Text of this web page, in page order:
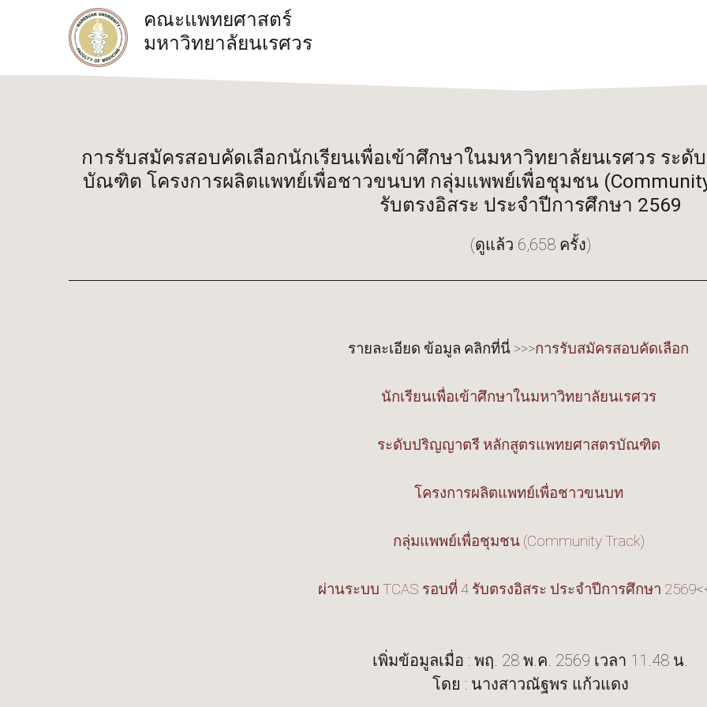
คณะแพทยศาสตร์
มหาวิทยาลัยนเรศวร
การรับสมัครสอบคัดเลือกนักเรียนเพื่อเข้าศึกษาในมหาวิทยาลัยนเรศวร ร
บัณฑิต โครงการผลิตแพทย์เพื่อชาวขนบท กลุ่มแพพย์เพื่อชุมชน
รับตรงอิสระ ประจำปีการศึกษา 2569
(ดูแล้ว 6,658 ครั้ง)
รายละเอียด ข้อมูล คลิกที่นี่ >>>การรับสมัครสอบคัดเลือก
นักเรียนเพื่อเข้าศึกษาในมหาวิทยาลัยนเรศวร
ระดับปริญญาตรี หลักสูตรแพทยศาสตรบัณฑิต
โครงการผลิตแพทย์เพื่อชาวขนบท
กลุ่มแพพย์เพื่อชุมชน (Community Track)
ผ่านระบบ TCAS รอบที่ 4 รับตรงอิสระ ประจำปีการศึกษา 2569
เพิ่มข้อมูลเมื่อ : พฤ. 28 พ.ค. 2569 เวลา 11.48 น.
โดย : นางสาวณัฐพร แก้วแดง